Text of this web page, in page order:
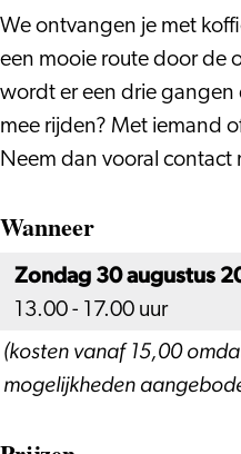
We ontvangen je met
een mooie route door de
wordt er een drie gangen
mee rijden? Met iemand
Neem dan vooral contact
Wanneer
Zondag 30 augustus
13.00 - 17.00 uur
(kosten vanaf 15,00
mogelijkheden